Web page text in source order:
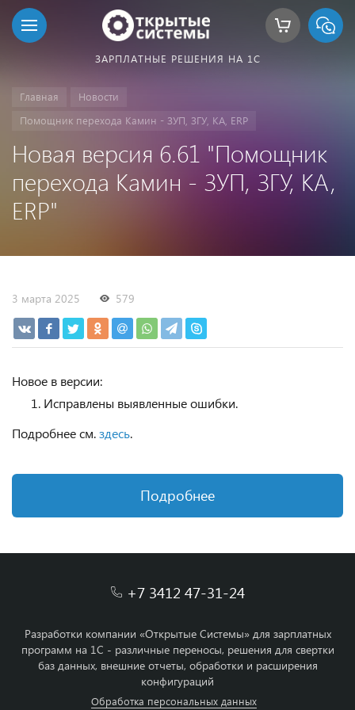
ЗАРПЛАТНЫЕ РЕШЕНИЯ НА 1С
Главная
Новости
Помощник перехода Камин - ЗУП, ЗГУ, КА, ERP
Новая версия 6.61 "Помощник
перехода Камин - ЗУП, ЗГУ, КА,
ERP"
3 марта 2025 579
Новое в версии:
Исправлены выявленные ошибки.
Подробнее см.здесь.
Подробнее
+7 3412 47-31-24
Разработки компании «Открытые Системы» для зарплатных
программ на 1С - различные переносы, решения для свертки
баз данных, внешние отчеты, обработки и расширения
конфигураций
Обработка персональных данных